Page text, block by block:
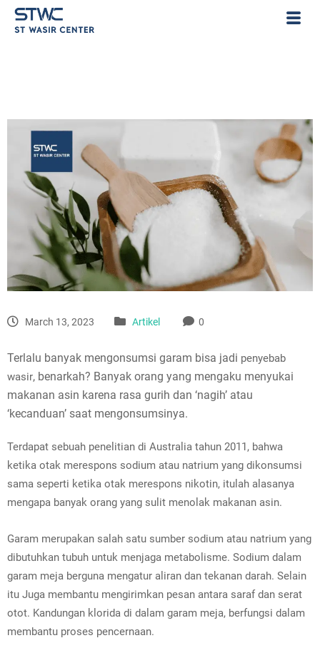
March 13, 2023 Artikel 0
Terlalu banyak mengonsumsi garam bisa jadi penyebab
wasir, benarkah? Banyak orang yang mengaku menyukai
makanan asin karena rasa gurih dan ‘nagih’ atau
‘kecanduan’ saat mengonsumsinya.
Terdapat sebuah penelitian di Australia tahun 2011, bahwa
ketika otak merespons sodium atau natrium yang dikonsumsi
sama seperti ketika otak merespons nikotin, itulah alasanya
mengapa banyak orang yang sulit menolak makanan asin.
Garam merupakan salah satu sumber sodium atau natrium yang
dibutuhkan tubuh untuk menjaga metabolisme. Sodium dalam
garam meja berguna mengatur aliran dan tekanan darah. Selain
itu Juga membantu mengirimkan pesan antara saraf dan serat
otot. Kandungan klorida di dalam garam meja, berfungsi dalam
membantu proses pencernaan.